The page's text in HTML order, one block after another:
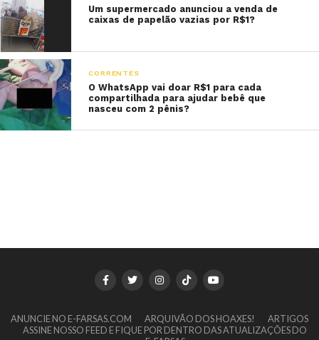
Um supermercado anunciou a venda de
caixas de papelão vazias por R$1?
CORRENTES
O WhatsApp vai doar R$1 para cada
compartilhada para ajudar bebê que
nasceu com 2 pênis?
ANUNCIE NO E-FARSAS.COM ARQUIVÃO DOS HOAXES!
ARTIGOS
ASSINE NOSSO FEED E FIQUE POR DENTRO DAS ATUALIZAÇÕES DO